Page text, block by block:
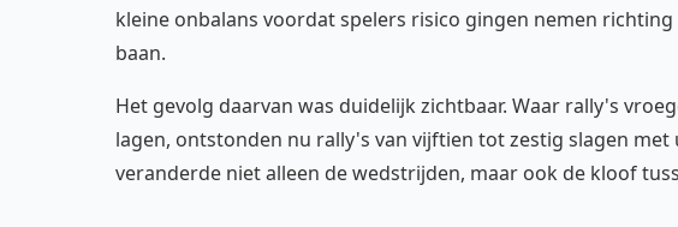
kleine onbalans voordat spelers risico gingen nemen
baan.
Het gevolg daarvan was duidelijk zichtbaar. Waar rally's
lagen, ontstonden nu rally's van vijftien tot zestig slagen
veranderde niet alleen de wedstrijden, maar ook de kloof